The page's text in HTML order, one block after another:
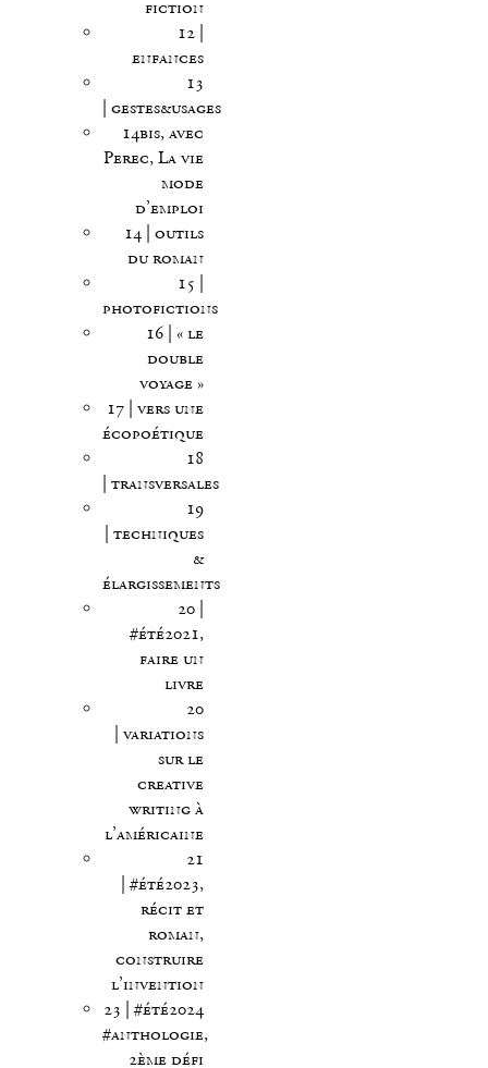
fiction
12 |
enfances
13
| gestes&usages
14bis, avec
Perec, La vie
mode
d’emploi
14 | outils
du roman
15 |
photofictions
16 | « le
double
voyage »
17 | vers une
écopoétique
18
| transversales
19
| techniques
&
élargissements
20 |
#été2021,
faire un
livre
20
| variations
sur le
creative
writing à
l’américaine
21
| #été2023,
récit et
roman,
construire
l’invention
23 | #été2024
#anthologie,
2ème défi